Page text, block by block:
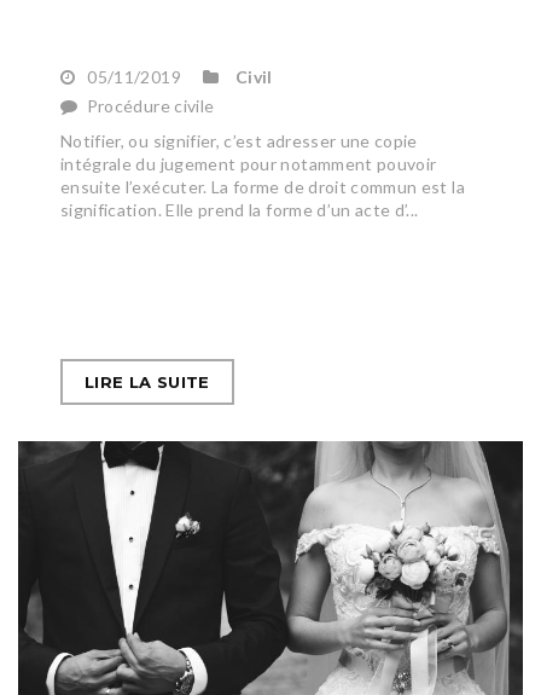
05/11/2019
Civil
Procédure civile
Notifier, ou signifier, c’est adresser une copie
intégrale du jugement pour notamment pouvoir
ensuite l’exécuter. La forme de droit commun est la
signification. Elle prend la forme d’un acte d’...
LIRE LA SUITE